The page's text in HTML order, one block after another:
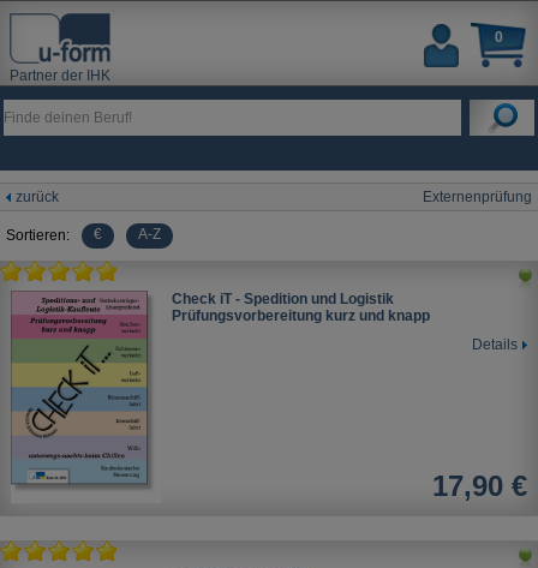
Partner der IHK
0
zurück Externenprüfung
Sortieren: € A-Z
Check iT - Spedition und Logistik
Prüfungsvorbereitung kurz und knapp
Details
17,90 €